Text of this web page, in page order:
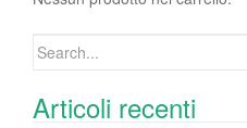
k
Search
Articoli recenti